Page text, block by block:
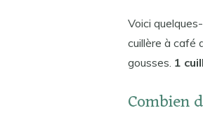
Voici
cuillère à café
gousses. 1
Combien